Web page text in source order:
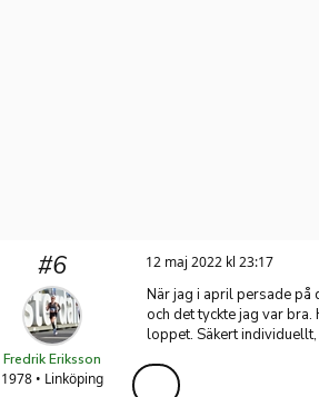
#6
Fredrik Eriksson
1978 • Linköping
12 maj 2022 kl 23:17
När jag i april persade på
och det tyckte jag var
loppet. Säkert